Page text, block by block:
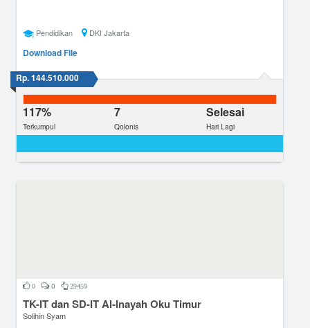
Pendidikan DKI Jakarta
Download File
Rp. 144.510.000
117%
Terkumpul
7
Qolonis
Selesai
Hari Lagi
0 0 29459
TK-IT dan SD-IT Al-Inayah Oku Timur
Solihin Syam